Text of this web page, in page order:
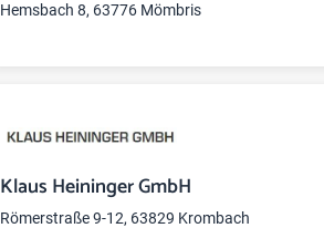
Hemsbach 8, 63776 Mömbris
Klaus Heininger GmbH
Römerstraße 9-12, 63829 Krombach